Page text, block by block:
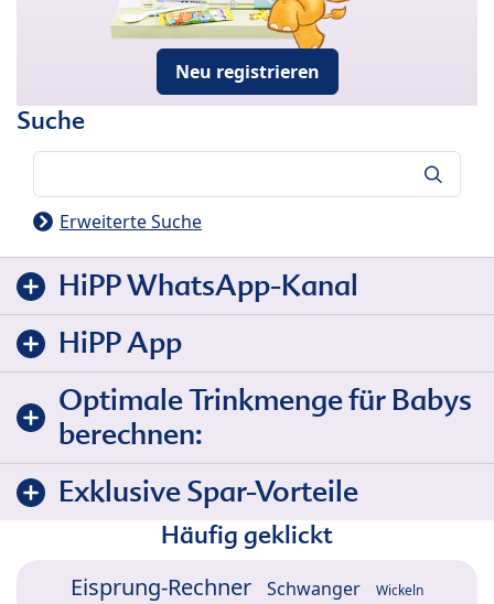
Neu registrieren
Suche
Erweiterte Suche
HiPP WhatsApp-Kanal
HiPP App
Optimale Trinkmenge für Babys
berechnen:
Exklusive Spar-Vorteile
Häufig geklickt
Eisprung-Rechner Schwanger Wickeln